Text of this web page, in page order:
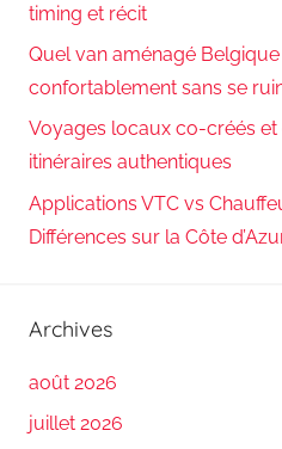
timing et récit
Quel van aménagé
confortablement sans se
Voyages locaux co-créés
itinéraires authentiques
Applications VTC vs
Différences sur la Côte
Archives
août 2026
juillet 2026